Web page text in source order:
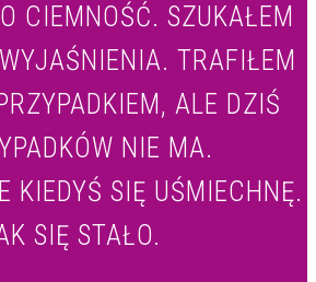
CIEMNOŚĆ. SZUKAŁEM
TRAFIŁEM
ALE DZIŚ
NIE MA.
KIEDYŚ SIĘ UŚMIECHNĘ.
SIĘ STAŁO.